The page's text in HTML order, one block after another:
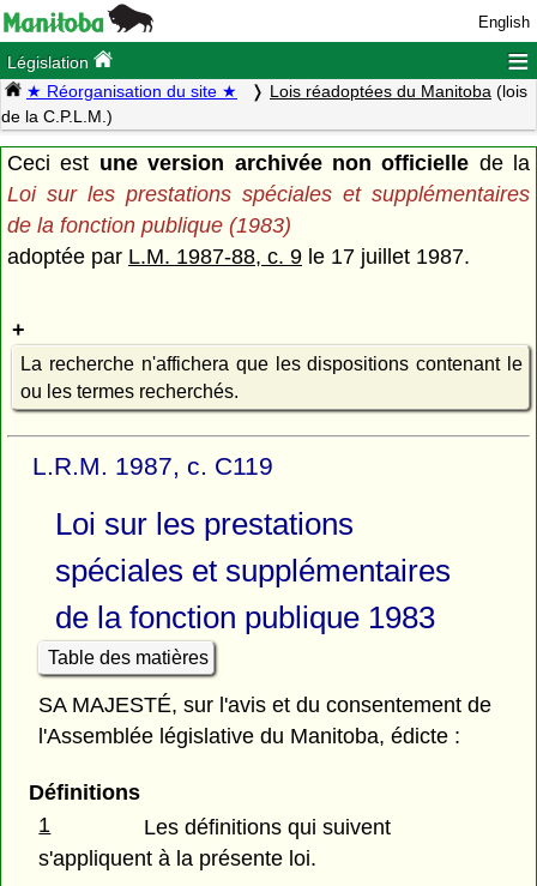
English
Législation ≡
★ Réorganisation du site ★ Lois réadoptées du Manitoba (lois
de la C.P.L.M.)
Ceci est une version archivée non officielle de la
Loi sur les prestations spéciales et supplémentaires
de la fonction publique (1983)
adoptée par L.M. 1987-88, c. 9 le 17 juillet 1987.
La recherche n'affichera que les dispositions contenant le
ou les termes recherchés.
L.R.M. 1987, c. C119
Loi sur les prestations
spéciales et supplémentaires
de la fonction publique 1983
Table des matières
SA MAJESTÉ, sur l'avis et du consentement de
l'Assemblée législative du Manitoba, édicte :
Définitions
1
Les définitions qui suivent
s'appliquent à la présente loi.